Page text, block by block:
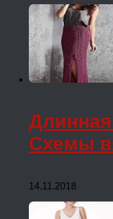
Схемы
14.11.2018